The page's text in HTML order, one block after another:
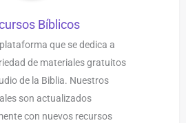
Bíblicos
que se dedica a
de materiales gratuitos
de la Biblia. Nuestros
son actualizados
con nuevos recursos